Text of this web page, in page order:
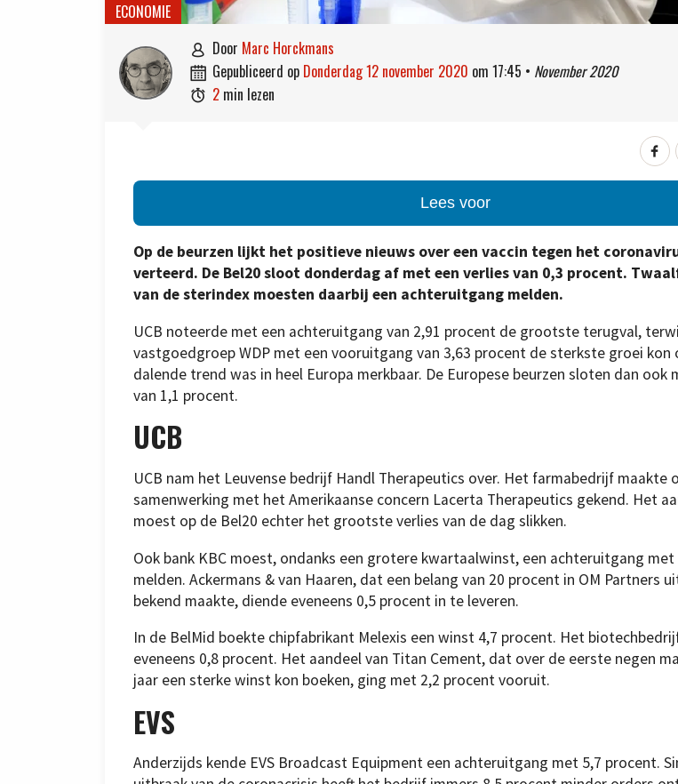
ECONOMIE
 door Marc Horckmans
 gepubliceerd op donderdag 12 november 2020 om 17:45 • November 2020
 2 min lezen
Lees voor
Op de beurzen lijkt het positieve nieuws over een vaccin tegen het
verteerd. De Bel20 sloot donderdag af met een verlies van 0,3 procent.
van de sterindex moesten daarbij een achteruitgang melden.
UCB noteerde met een achteruitgang van 2,91 procent de grootste terugval,
vastgoedgroep WDP met een vooruitgang van 3,63 procent de sterkste groei kon
dalende trend was in heel Europa merkbaar. De Europese beurzen sloten dan ook
van 1,1 procent.
UCB
UCB nam het Leuvense bedrijf Handl Therapeutics over. Het farmabedrijf maakte
samenwerking met het Amerikaanse concern Lacerta Therapeutics gekend. Het
moest op de Bel20 echter het grootste verlies van de dag slikken.
Ook bank KBC moest, ondanks een grotere kwartaalwinst, een achteruitgang
melden. Ackermans & van Haaren, dat een belang van 20 procent in OM Partners
bekend maakte, diende eveneens 0,5 procent in te leveren.
In de BelMid boekte chipfabrikant Melexis een winst 4,7 procent. Het
eveneens 0,8 procent. Het aandeel van Titan Cement, dat over de eerste negen
jaar een sterke winst kon boeken, ging met 2,2 procent vooruit.
EVS
Anderzijds kende EVS Broadcast Equipment een achteruitgang met 5,7 procent.